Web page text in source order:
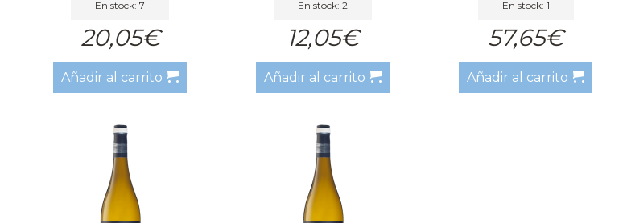
En stock: 7
20,05€
Añadir al carrito
En stock: 2
12,05€
Añadir al carrito
En stock: 1
57,65€
Añadir al carrito